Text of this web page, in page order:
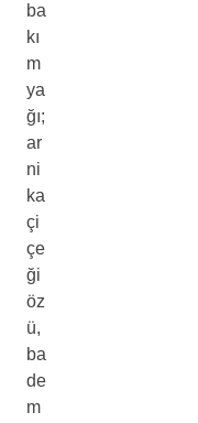
ba
kı
m
ya
ğı;
ar
ni
ka
çi
çe
ği
öz
ü,
ba
de
m